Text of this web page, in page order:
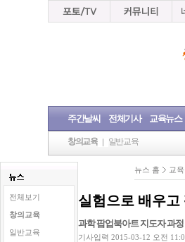
주간날씨 전체기사 교육뉴스
창의교육 일반교육
전체보기
창의교육
일반교육
뉴스 홈 교
실험으로 배우
과학 팝업북아트 지도자 과
기사입력 2015-03-12 오전